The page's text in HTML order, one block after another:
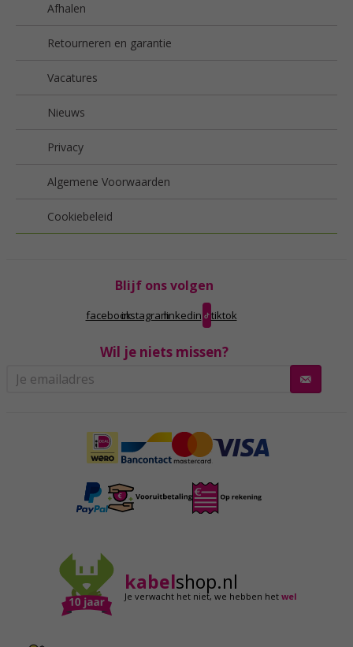
Afhalen
Retourneren en garantie
Vacatures
Nieuws
Privacy
Algemene Voorwaarden
Cookiebeleid
Blijf ons volgen
facebookinstagramlinkedin tiktok
Wil je niets missen?
kabelshop.nl
Je verwacht het niet,we hebben hetwel